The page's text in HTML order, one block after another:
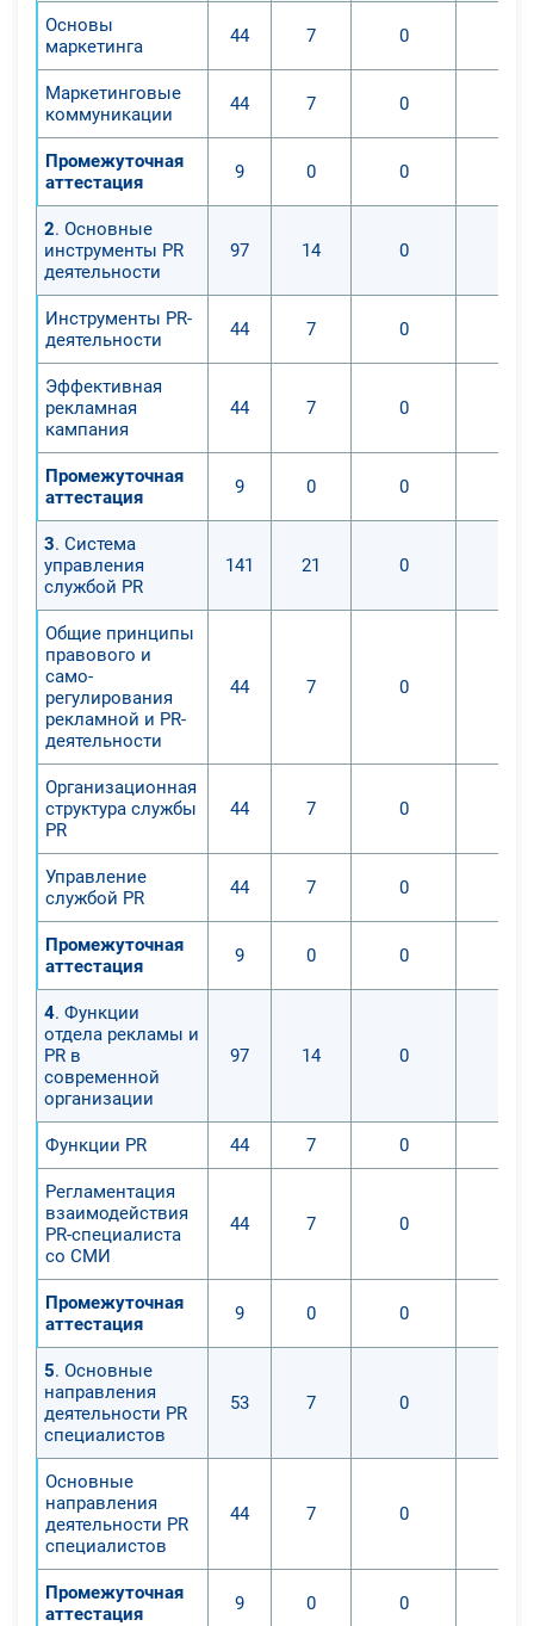
Основы
маркетинга
44 7 0
Маркетинговые
коммуникации
44 7 0
Промежуточная
аттестация
9 0 0
2. Основные
инструменты PR
деятельности
97 14 0
Инструменты PR-
деятельности
44 7 0
Эффективная
рекламная
кампания
44 7 0
Промежуточная
аттестация
9 0 0
3. Система
управления
службой PR
141 21 0
Общие принципы
правового и
само-
регулирования
рекламной и PR-
деятельности
44 7 0
Организационная
структура службы
PR
44 7 0
Управление
службой PR
44 7 0
Промежуточная
аттестация
9 0 0
4. Функции
отдела рекламы и
PR в
современной
организации
97 14 0
Функции PR 44 7 0
Регламентация
взаимодействия
PR-специалиста
со СМИ
44 7 0
Промежуточная
аттестация
9 0 0
5. Основные
направления
деятельности PR
специалистов
53 7 0
Основные
направления
деятельности PR
специалистов
44 7 0
Промежуточная
аттестация
9 0 0